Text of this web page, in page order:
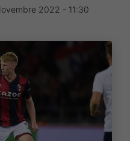
2022 - 11:30